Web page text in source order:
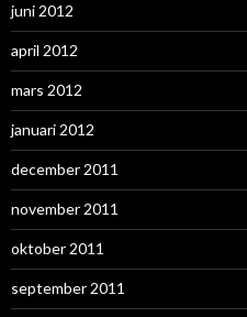
juni 2012
april 2012
mars 2012
januari 2012
december 2011
november 2011
oktober 2011
september 2011